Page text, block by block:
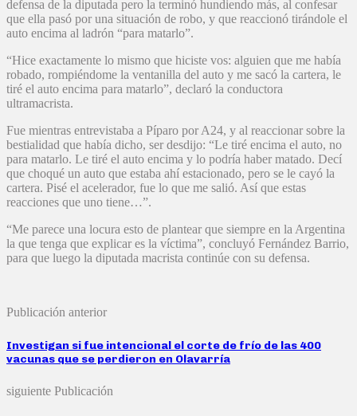
defensa de la diputada pero la terminó hundiendo más, al confesar
que ella pasó por una situación de robo, y que reaccionó tirándole el
auto encima al ladrón “para matarlo”.
“Hice exactamente lo mismo que hiciste vos: alguien que me había
robado, rompiéndome la ventanilla del auto y me sacó la cartera, le
tiré el auto encima para matarlo”, declaró la conductora
ultramacrista.
Fue mientras entrevistaba a Píparo por A24, y al reaccionar sobre la
bestialidad que había dicho, ser desdijo: “Le tiré encima el auto, no
para matarlo. Le tiré el auto encima y lo podría haber matado. Decí
que choqué un auto que estaba ahí estacionado, pero se le cayó la
cartera. Pisé el acelerador, fue lo que me salió. Así que estas
reacciones que uno tiene…”.
“Me parece una locura esto de plantear que siempre en la Argentina
la que tenga que explicar es la víctima”, concluyó Fernández Barrio,
para que luego la diputada macrista continúe con su defensa.
Publicación anterior
Investigan si fue intencional el corte de frío de las 400
vacunas que se perdieron en Olavarría
siguiente Publicación